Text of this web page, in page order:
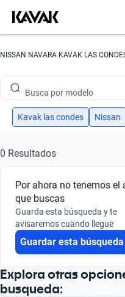
NISSAN NAVARA KAVAK LAS
Busca por modelo
Busca por versión
Busca por marca
Busca por modelo
Busca por versión
Kavak las condes Nissan
0 Resultados
Por ahora no tenemos el
que buscas
Guarda esta búsqueda y te
avisaremos cuando llegue
Guardar esta búsqueda
Explora otras
busqueda: